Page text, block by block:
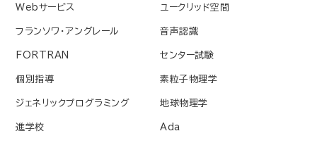
Webサービス ユークリッド空間
フランソワ・アングレール 音声認識
FORTRAN センター試験
個別指導 素粒子物理学
ジェネリックプログラミング 地球物理学
進学校 Ada